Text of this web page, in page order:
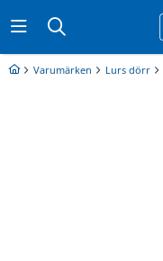
Varumärken Lurs dörr